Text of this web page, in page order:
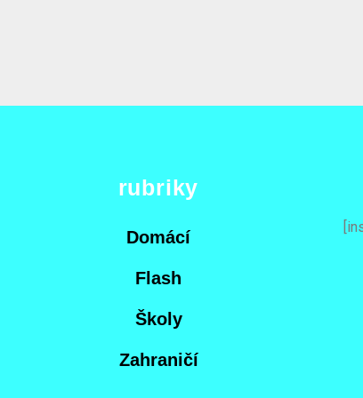
rubriky
Domácí
Flash
Školy
Zahraničí